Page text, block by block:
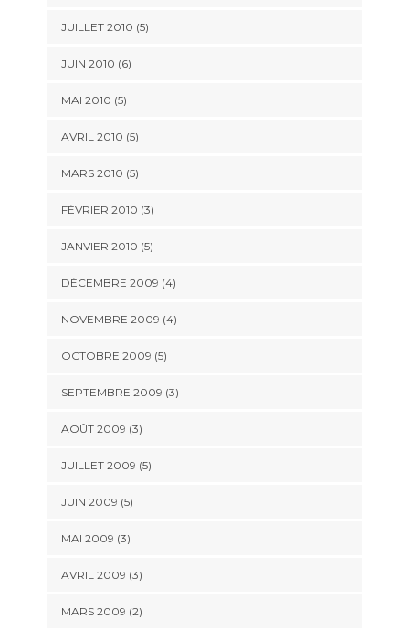
JUILLET 2010 (5)
JUIN 2010 (6)
MAI 2010 (5)
AVRIL 2010 (5)
MARS 2010 (5)
FÉVRIER 2010 (3)
JANVIER 2010 (5)
DÉCEMBRE 2009 (4)
NOVEMBRE 2009 (4)
OCTOBRE 2009 (5)
SEPTEMBRE 2009 (3)
AOÛT 2009 (3)
JUILLET 2009 (5)
JUIN 2009 (5)
MAI 2009 (3)
AVRIL 2009 (3)
MARS 2009 (2)